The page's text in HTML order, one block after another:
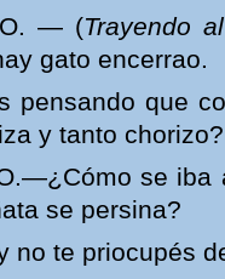
— (Trayendo
gato encerrao.
pensando que
y tanto chorizo?
se iba
se persina?
no te priocupés